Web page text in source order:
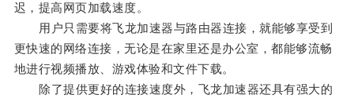
迟，提高网页加载速度。
用户只需要将飞龙加速器与路由器连接，就能够享受到
更快速的网络连接，无论是在家里还是办公室，都能够流畅
地进行视频播放、游戏体验和文件下载。
除了提供更好的连接速度外，飞龙加速器还具有强大的